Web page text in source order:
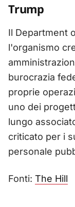
Trump
Il Department
l'organismo
burocrazia
proprie
uno dei
lungo
criticato per i
personale
Fonti: The Hill